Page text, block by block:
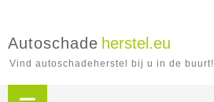
Autoschade herstel.eu
Vind autoschadeherstel bij u in de buurt!